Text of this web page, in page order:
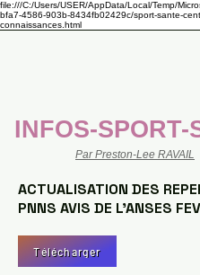
file:///C:/Users/USER/AppData/Local/Temp/
bfa7-4586-903b-8434fb02429c/sport-sante-
connaissances.html
INFOS-SPORT-
Par Preston-Lee RAVAIL
ACTUALISATION DES
PNNS AVIS DE L'ANSES
Télécharger